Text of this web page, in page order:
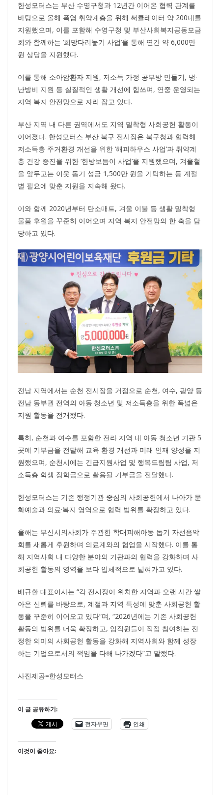
한성모터스는 부산 수영구청과 12년간 이어온 협력 관계를
바탕으로 올해 폭염 취약계층을 위해 써큘레이터 약 200대를
지원했으며, 이를 포함해 수영구청 및 부산사회복지공동모금
회와 함께하는 ‘희망다리놓기 사업’을 통해 연간 약 6,000만
원 상당을 지원했다.
이를 통해 소아암환자 지원, 저소득 가정 공부방 만들기, 냉·
난방비 지원 등 실질적인 생활 개선에 힘쓰며, 연중 운영되는
지역 복지 안전망으로 자리 잡고 있다.
부산 지역 내 다른 권역에서도 지역 밀착형 사회공헌 활동이
이어졌다. 한성모터스 부산 북구 전시장은 북구청과 협력해
저소득층 주거환경 개선을 위한 ‘해피하우스 사업’과 취약계
층 건강 증진을 위한 ‘한방보듬이 사업’을 지원했으며, 겨울철
을 앞두고는 이웃 돕기 성금 1,500만 원을 기탁하는 등 계절
별 필요에 맞춘 지원을 지속해 왔다.
이와 함께 2020년부터 탄소매트, 겨울 이불 등 생활 밀착형
물품 후원을 꾸준히 이어오며 지역 복지 안전망의 한 축을 담
당하고 있다.
전남 지역에서는 순천 전시장을 거점으로 순천, 여수, 광양 등
전남 동부권 전역의 아동·청소년 및 저소득층을 위한 폭넓은
지원 활동을 전개했다.
특히, 순천과 여수를 포함한 전라 지역 내 아동 청소년 기관 5
곳에 기부금을 전달해 교육 환경 개선과 미래 인재 양성을 지
원했으며, 순천시에는 긴급지원사업 및 행복드림팀 사업, 저
소득층 학생 장학금으로 활용될 기부금을 전달했다.
한성모터스는 기존 행정기관 중심의 사회공헌에서 나아가 문
화예술과 의료·복지 영역으로 협력 범위를 확장하고 있다.
올해는 부산시의사회가 주관한 학대피해아동 돕기 자선음악
회를 새롭게 후원하며 의료계와의 협업을 시작했다. 이를 통
해 지역사회 내 다양한 분야의 기관과의 협력을 강화하며 사
회공헌 활동의 영역을 보다 입체적으로 넓혀가고 있다.
배규환 대표이사는 “각 전시장이 위치한 지역과 오랜 시간 쌓
아온 신뢰를 바탕으로, 계절과 지역 특성에 맞춘 사회공헌 활
동을 꾸준히 이어오고 있다”며, “2026년에는 기존 사회공헌
활동의 범위를 더욱 확장하고, 임직원들이 직접 참여하는 진
정한 의미의 사회공헌 활동을 강화해 지역사회와 함께 성장
하는 기업으로서의 책임을 다해 나가겠다”고 말했다.
사진제공=한성모터스
이 글 공유하기:
전자우편
인쇄
이것이 좋아요: